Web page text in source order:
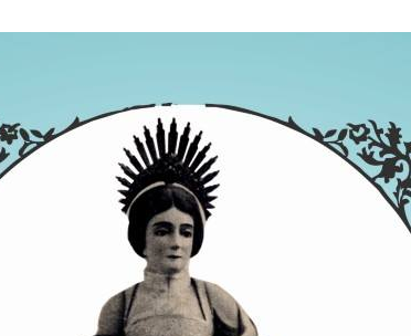
SENTIR COM A
IGREJA
CONTACTOS